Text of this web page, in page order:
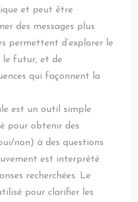
et peut être
des messages plus
permettent d’explorer le
le futur, et de
qui façonnent la
est un outil simple
pour obtenir des
non) à des questions
est interprété
recherchées. Le
pour clarifier les